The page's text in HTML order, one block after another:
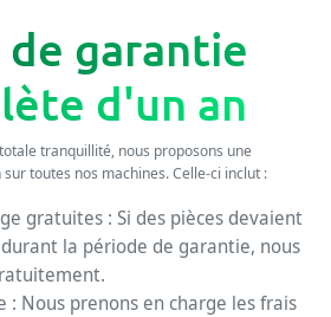
garantie
d'un an
tranquillité, nous proposons une
toutes nos machines. Celle-ci inclut :
gratuites : Si des pièces devaient
la période de garantie, nous
: Nous prenons en charge les frais